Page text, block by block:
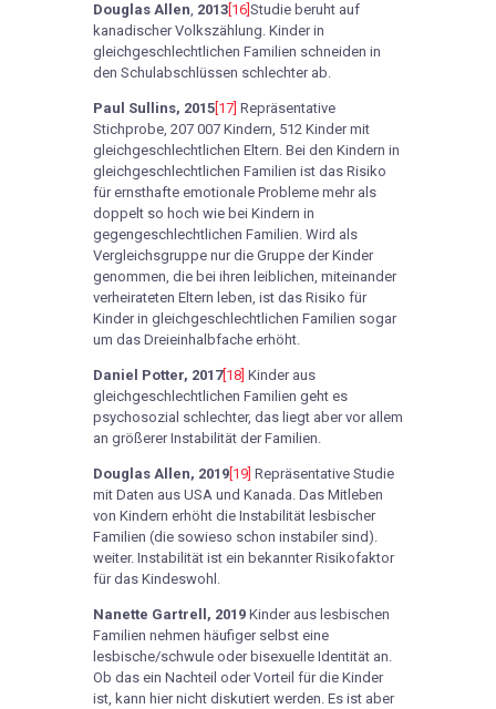
Douglas Allen, 2013 [16] Studie beruht auf
kanadischer Volkszählung. Kinder in
gleichgeschlechtlichen Familien schneiden in
den Schulabschlüssen schlechter ab.
Paul Sullins, 2015 [17] Repräsentative
Stichprobe, 207 007 Kindern, 512 Kinder mit
gleichgeschlechtlichen Eltern. Bei den Kindern in
gleichgeschlechtlichen Familien ist das Risiko
für ernsthafte emotionale Probleme mehr als
doppelt so hoch wie bei Kindern in
gegengeschlechtlichen Familien. Wird als
Vergleichsgruppe nur die Gruppe der Kinder
genommen, die bei ihren leiblichen, miteinander
verheirateten Eltern leben, ist das Risiko für
Kinder in gleichgeschlechtlichen Familien sogar
um das Dreieinhalbfache erhöht.
Daniel Potter, 2017[18] Kinder aus
gleichgeschlechtlichen Familien geht es
psychosozial schlechter, das liegt aber vor allem
an größerer Instabilität der Familien.
Douglas Allen, 2019 [19] Repräsentative Studie
mit Daten aus USA und Kanada. Das Mitleben
von Kindern erhöht die Instabilität lesbischer
Familien (die sowieso schon instabiler sind).
weiter. Instabilität ist ein bekannter Risikofaktor
für das Kindeswohl.
Nanette Gartrell, 2019 Kinder aus lesbischen
Familien nehmen häufiger selbst eine
lesbische/schwule oder bisexuelle Identität an.
Ob das ein Nachteil oder Vorteil für die Kinder
ist, kann hier nicht diskutiert werden. Es ist aber